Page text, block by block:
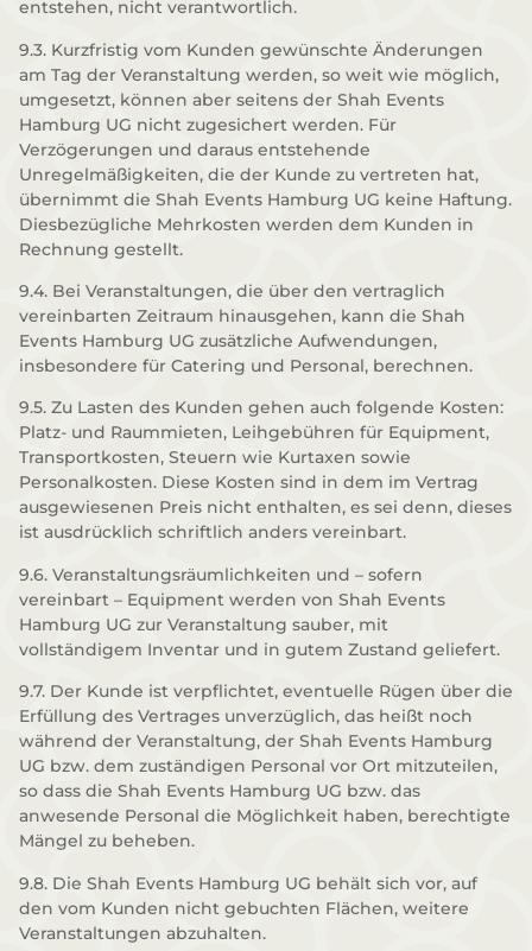
entstehen, nicht verantwortlich.
9.3. Kurzfristig vom Kunden gewünschte Änderungen
am Tag der Veranstaltung werden, so weit wie möglich,
umgesetzt, können aber seitens der Shah Events
Hamburg UG nicht zugesichert werden. Für
Verzögerungen und daraus entstehende
Unregelmäßigkeiten, die der Kunde zu vertreten hat,
übernimmt die Shah Events Hamburg UG keine Haftung.
Diesbezügliche Mehrkosten werden dem Kunden in
Rechnung gestellt.
9.4. Bei Veranstaltungen, die über den vertraglich
vereinbarten Zeitraum hinausgehen, kann die Shah
Events Hamburg UG zusätzliche Aufwendungen,
insbesondere für Catering und Personal, berechnen.
9.5. Zu Lasten des Kunden gehen auch folgende Kosten:
Platz- und Raummieten, Leihgebühren für Equipment,
Transportkosten, Steuern wie Kurtaxen sowie
Personalkosten. Diese Kosten sind in dem im Vertrag
ausgewiesenen Preis nicht enthalten, es sei denn, dieses
ist ausdrücklich schriftlich anders vereinbart.
9.6. Veranstaltungsräumlichkeiten und – sofern
vereinbart – Equipment werden von Shah Events
Hamburg UG zur Veranstaltung sauber, mit
vollständigem Inventar und in gutem Zustand geliefert.
9.7. Der Kunde ist verpflichtet, eventuelle Rügen über die
Erfüllung des Vertrages unverzüglich, das heißt noch
während der Veranstaltung, der Shah Events Hamburg
UG bzw. dem zuständigen Personal vor Ort mitzuteilen,
so dass die Shah Events Hamburg UG bzw. das
anwesende Personal die Möglichkeit haben, berechtigte
Mängel zu beheben.
9.8. Die Shah Events Hamburg UG behält sich vor, auf
den vom Kunden nicht gebuchten Flächen, weitere
Veranstaltungen abzuhalten.